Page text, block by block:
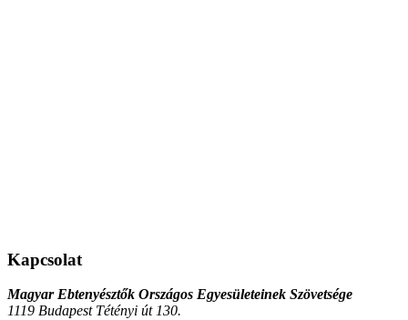
Kapcsolat
Magyar Ebtenyésztők Országos Egyesületeinek Szövetsége
1119 Budapest Tétényi út 130.